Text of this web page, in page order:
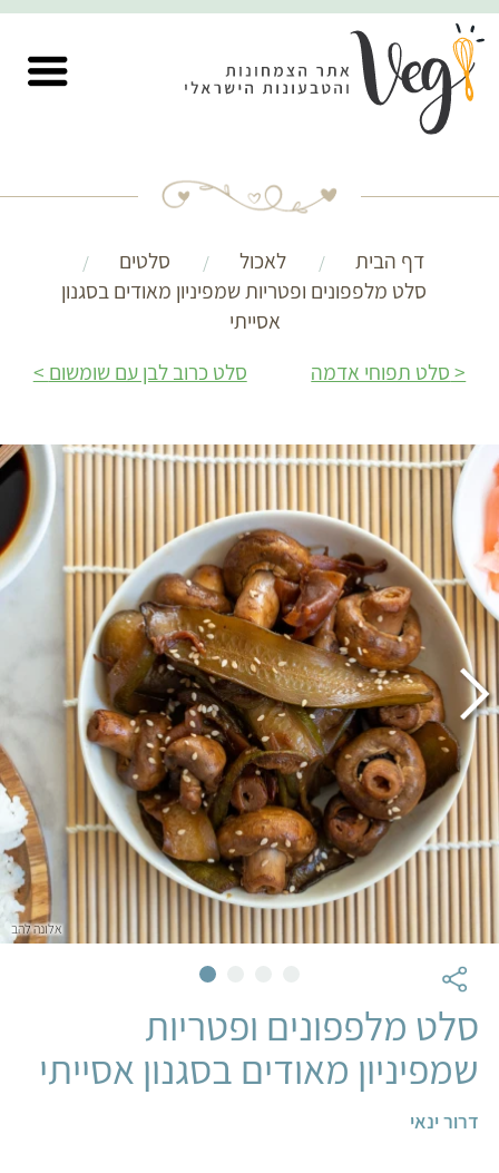
דף הבית לאכול
סלטים
סלט מלפפונים ופטריות שמפיניון מאודים בסגנון
אסייתי
סלט תפוחי אדמה
סלט כרוב לבן עם שומשום
אלונה להב
סלט מלפפונים ופטריות
שמפיניון מאודים בסגנון אסייתי
דרור ינאי